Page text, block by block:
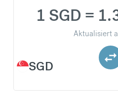
SGD
1 SGD =
Aktualisiert